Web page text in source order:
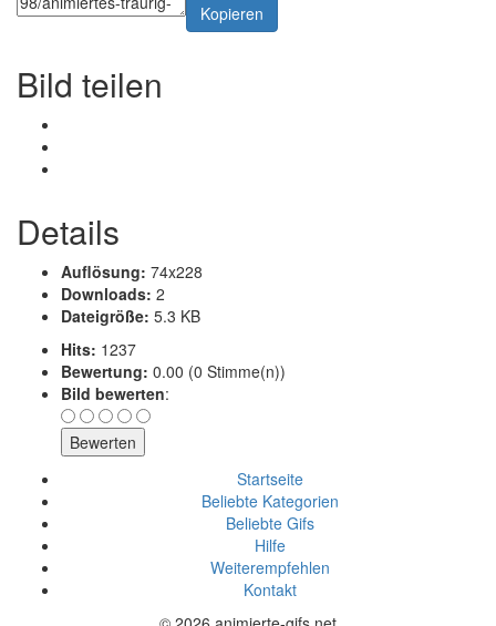
Kopieren
Bild teilen
Details
Auflösung: 74x228
Downloads: 2
Dateigröße: 5.3 KB
Hits: 1237
Bewertung: 0.00 (0 Stimme(n))
Bild bewerten:
Startseite
Beliebte Kategorien
Beliebte Gifs
Hilfe
Weiterempfehlen
Kontakt